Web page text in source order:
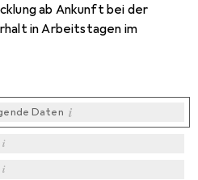
ab Ankunft bei der
in Arbeitstagen im
Daten i
i
i